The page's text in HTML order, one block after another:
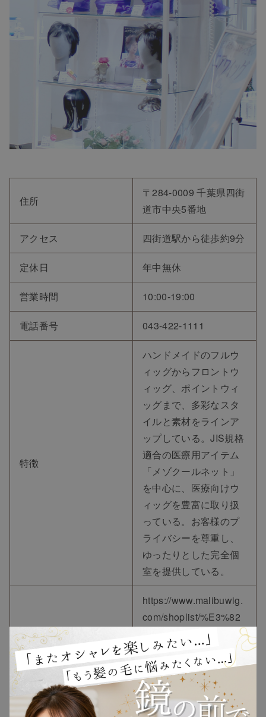
TOP
ウィッグ
プレゼント
住所
〒284-0009 千葉県四街
道市中央5番地
アクセス 四街道駅から徒歩約9分
定休日 年中無休
営業時間 10:00-19:00
電話番号 043-422-1111
特徴
ハンドメイドのフルウ
ィッグからフロントウ
ィッグ、ポイントウィ
ッグまで、多彩なスタ
イルと素材をラインア
ップしている。JIS規格
適合の医療用アイテム
「メゾクールネット」
を中心に、医療向けウ
ィッグを豊富に取り扱
っている。お客様のプ
ライバシーを尊重し、
ゆったりとした完全個
室を提供している。
引用元
https://www.malibuwig.
com/shoplist/%E3%82
%A4%E3%83%88%E3
%83%BC%E3%83%A8
%E3%83%BC%E3%82
%AB%E3%83%89%E3
%83%BC%E5%9B%9